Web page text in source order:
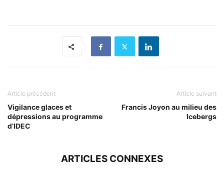
Article précédent
Vigilance glaces et
dépressions au programme
d’IDEC
Article suivant
Francis Joyon au milieu des
Icebergs
ARTICLES CONNEXES